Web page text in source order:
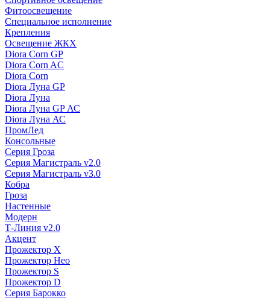
Фитоосвещение
Специальное исполнение
Крепления
Освещение ЖКХ
Diora Corn GP
Diora Corn AC
Diora Corn
Diora Луна GP
Diora Луна
Diora Луна GP АС
Diora Луна АС
ПромЛед
Консольные
Серия Гроза
Серия Магистраль v2.0
Серия Магистраль v3.0
Кобра
Гроза
Настенные
Модерн
Т-Линия v2.0
Акцент
Прожектор X
Прожектор Нео
Прожектор S
Прожектор D
Серия Барокко